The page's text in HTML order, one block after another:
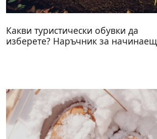
Какви туристически обувки да
изберете? Наръчник за